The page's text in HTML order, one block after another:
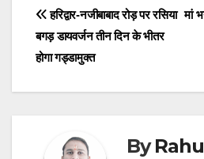
मां
हरिद्वार-नजीबाबाद रोड़ पर रसिया
बगड़ डायवर्जन तीन दिन के भीतर
होगा गड्डामुक्त
By